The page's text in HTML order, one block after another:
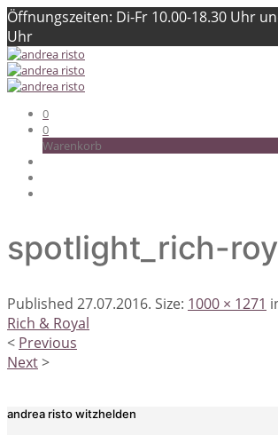
Öffnungszeiten: Di-Fr 10.00-18.30 Uhr
Uhr
0
0
Warenkorb
spotlight_rich-
Published 27.07.2016. Size: 1000 × 1271
Rich & Royal
< Previous
Next>
andrea risto witzhelden